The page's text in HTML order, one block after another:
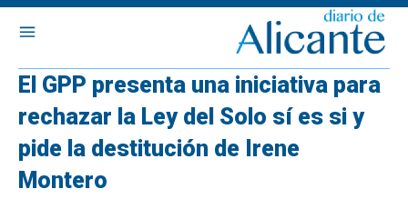
El GPP presenta una iniciativa para
rechazar la Ley del Solo sí es si y
pide la destitución de Irene
Montero